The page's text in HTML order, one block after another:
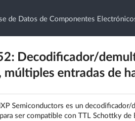
de Datos de Componentes
Decodificador/
múltiples entradas de
Semiconductors es un
ser compatible con TTL Schottky